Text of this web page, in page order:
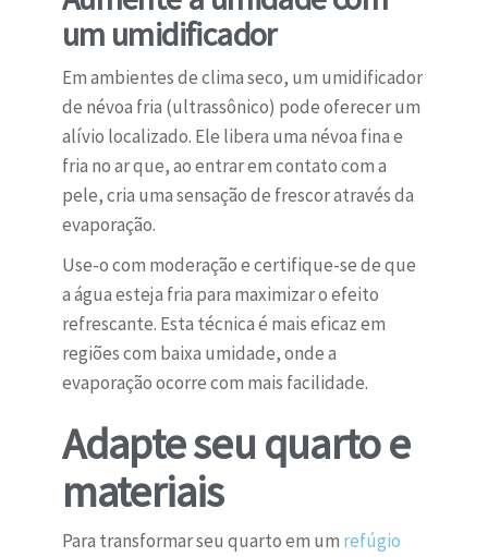
um umidificador
Em ambientes de clima seco, um umidificador
de névoa fria (ultrassônico) pode oferecer um
alívio localizado. Ele libera uma névoa fina e
fria no ar que, ao entrar em contato com a
pele, cria uma sensação de frescor através da
evaporação.
Use-o com moderação e certifique-se de que
a água esteja fria para maximizar o efeito
refrescante. Esta técnica é mais eficaz em
regiões com baixa umidade, onde a
evaporação ocorre com mais facilidade.
Adapte seu quarto e
materiais
Para transformar seu quarto em um refúgio